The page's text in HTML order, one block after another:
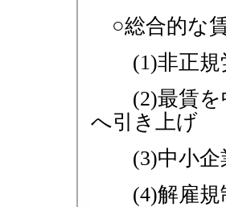
○総合的な
(1)非正規
(2)最賃を中
へ引き上げ
(3)中小企
(4)解雇規